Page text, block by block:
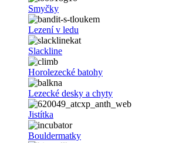
Smyčky
Lezení v ledu
Slackline
Horolezecké batohy
Lezecké desky a chyty
Jistítka
Bouldermatky